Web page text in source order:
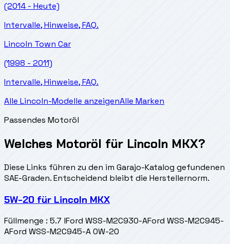
(2014 - Heute)
Intervalle, Hinweise, FAQ.
Lincoln Town Car
(1998 - 2011)
Intervalle, Hinweise, FAQ.
Alle Lincoln-Modelle anzeigenAlle Marken
Passendes Motoröl
Welches Motoröl für Lincoln MKX?
Diese Links führen zu den im Garajo-Katalog gefundenen
SAE-Graden. Entscheidend bleibt die Herstellernorm.
5W-20 für Lincoln MKX
Füllmenge : 5.7 lFord WSS-M2C930-AFord WSS-M2C945-
AFord WSS-M2C945-A 0W-20